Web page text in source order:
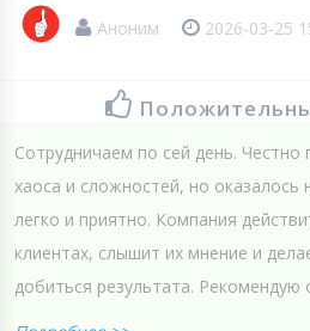
Аноним 2026-03-25
Сотрудничаем по сей день.
хаоса и сложностей, но
легко и приятно. Компания
клиентах, слышит их мнение и
добиться результата. Рекомендую